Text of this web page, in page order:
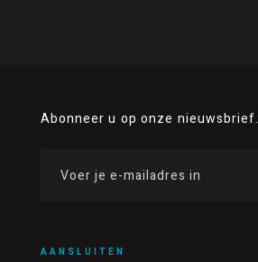
Abonneer u op onze nieuwsbrief.
AANSLUITEN